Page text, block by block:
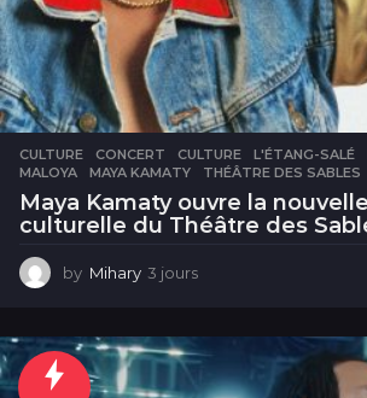
CULTURE CONCERT ,CULTURE ,L'ÉTANG-SALÉ
MALOYA
,MAYA KAMATY ,THÉÂTRE DES SABLES
Maya Kamaty ouvre la
culturelle du Théâtre des
by Mihary 3 jours
u
r
s